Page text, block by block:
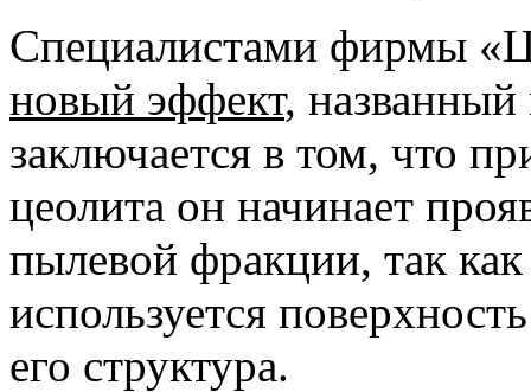
Специалистами фирмы
новый эффект,
заключается в том, что
цеолита он начинает
пылевой фракции, так
используется
его структура.